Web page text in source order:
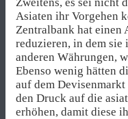
Asiaten ihr Vorgehen
Zentralbank hat einen
reduzieren, in dem sie
anderen Währungen,
Ebenso wenig hätten
auf dem
den Druck auf die
erhöhen, damit diese